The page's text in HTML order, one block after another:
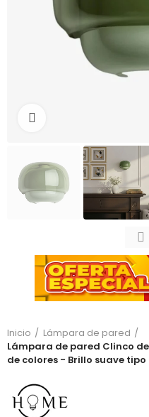
Inicio
Lámpara de pared
Lámpara de pared Clinco
de colores - Brillo suave tipo